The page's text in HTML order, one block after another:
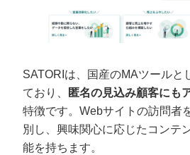
SATORIは、国産のMAツールと
ており、
匿名の見込み顧客にも
特徴です。Webサイトの訪問者
別し、興味関心に応じたコンテ
能を持ちます。